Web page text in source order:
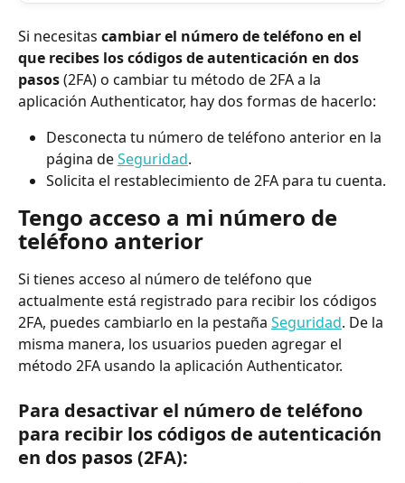
Si necesitas cambiar el número de teléfono en el
que recibes los códigos de autenticación en dos
pasos (2FA) o cambiar tu método de 2FA a la
aplicación Authenticator, hay dos formas de hacerlo:
Desconecta tu número de teléfono anterior en la
página de Seguridad.
Solicita el restablecimiento de 2FA para tu cuenta.
Tengo acceso a mi número de
teléfono anterior
Si tienes acceso al número de teléfono que
actualmente está registrado para recibir los códigos
2FA, puedes cambiarlo en la pestaña Seguridad. De la
misma manera, los usuarios pueden agregar el
método 2FA usando la aplicación Authenticator.
Para desactivar el número de teléfono
para recibir los códigos de autenticación
en dos pasos (2FA):